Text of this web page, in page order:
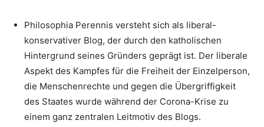
Philosophia Perennis versteht sich als liberal-
konservativer Blog, der durch den katholischen
Hintergrund seines Gründers geprägt ist. Der liberale
Aspekt des Kampfes für die Freiheit der Einzelperson,
die Menschenrechte und gegen die Übergriffigkeit
des Staates wurde während der Corona-Krise zu
einem ganz zentralen Leitmotiv des Blogs.